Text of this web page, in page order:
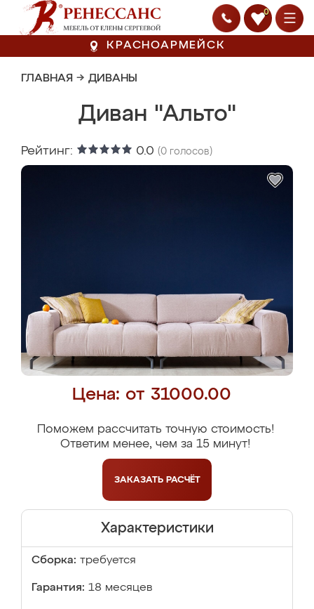
0
КРАСНОАРМЕЙСК
ГЛАВНАЯ → ДИВАНЫ
Диван "Альто"
Рейтинг: 0.0 (0 голосов)
Цена: от 31000.00
Поможем рассчитать точную стоимость!
Ответим менее, чем за 15 минут!
ЗАКАЗАТЬ РАСЧЁТ
Характеристики
Сборка: требуется
Гарантия: 18 месяцев